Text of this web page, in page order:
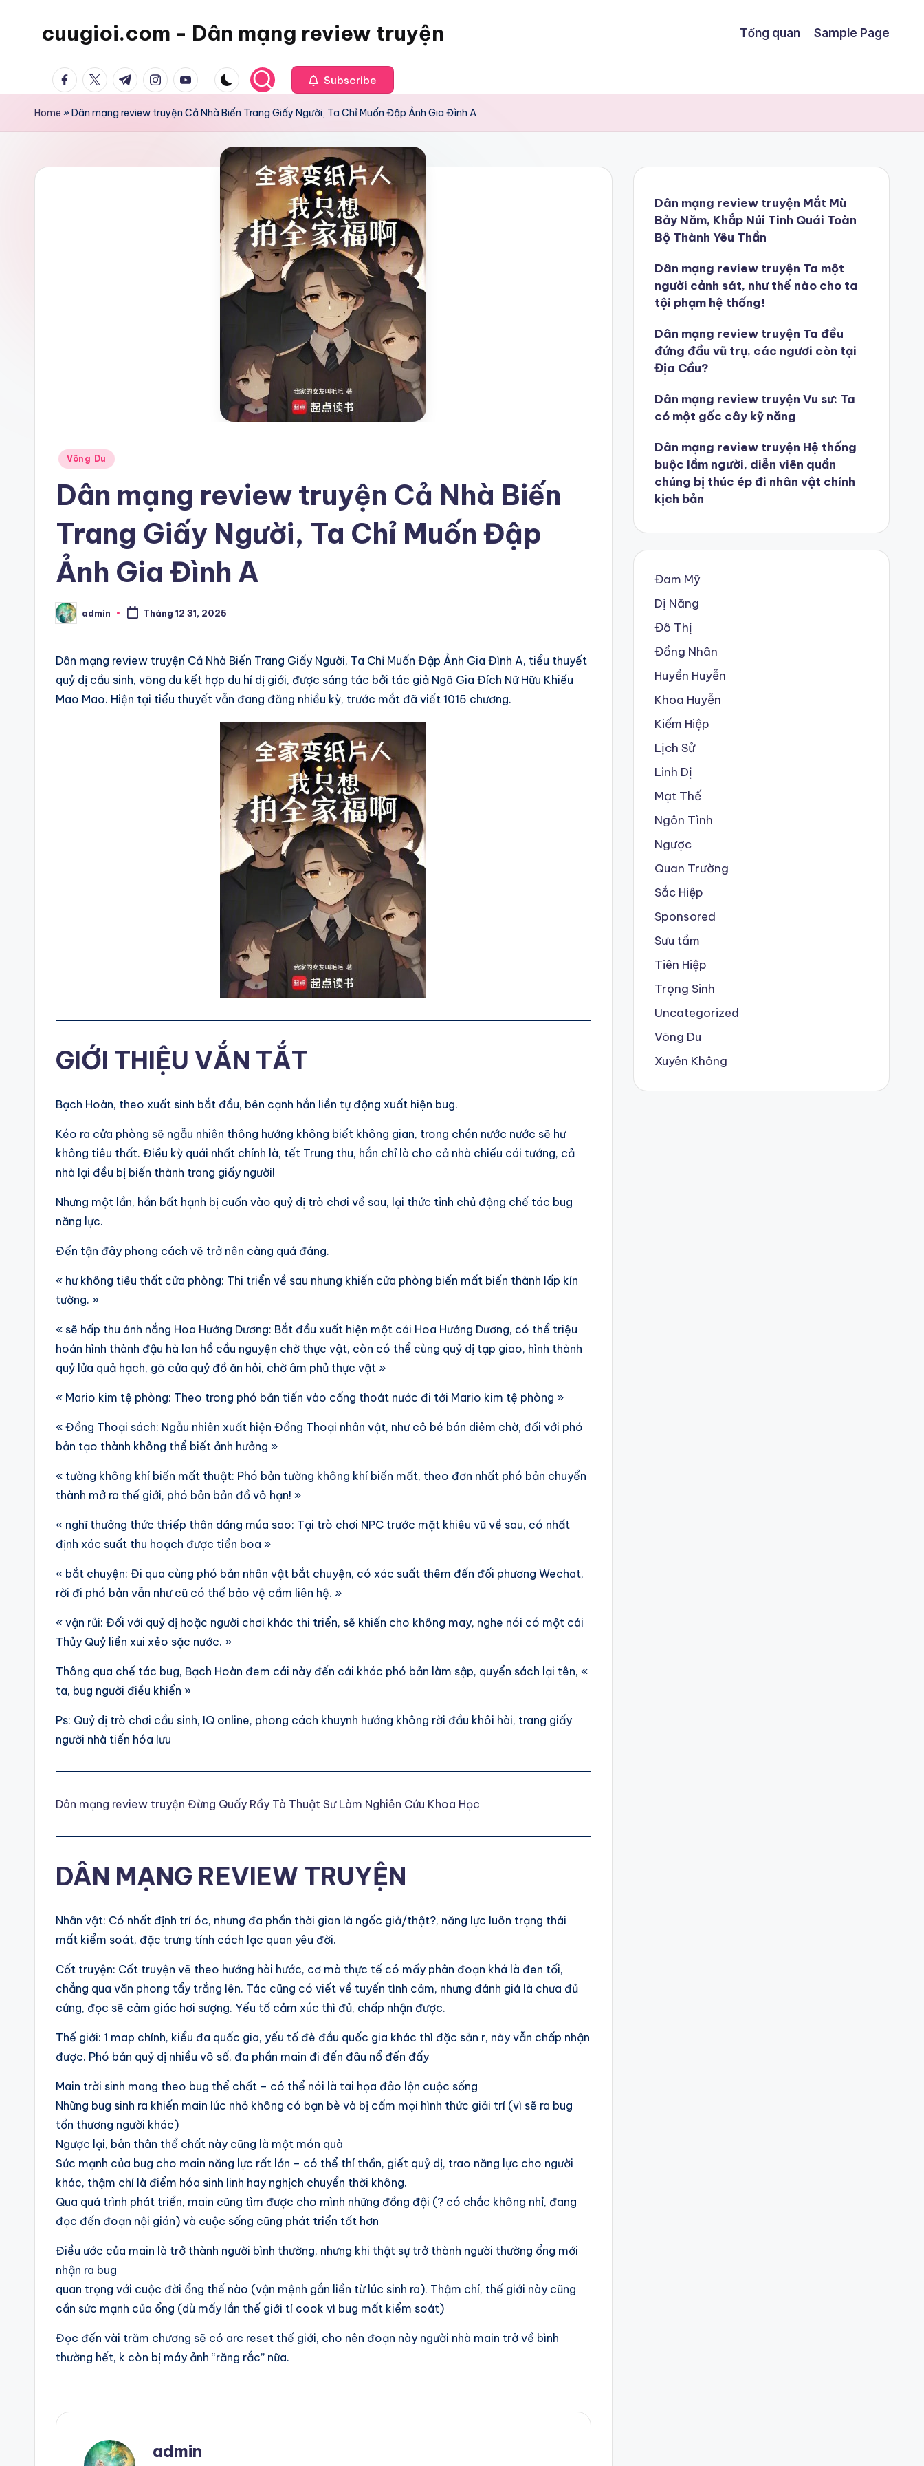
cuugioi.com - Dân mạng review truyện Tổng quan Sample Page
facebook.com
twitter.com
t.me instagram.com
youtube.com Subscribe
Home »Dân mạng review truyện Cả Nhà Biến Trang Giấy Người, Ta Chỉ Muốn Đập Ảnh Gia Đình A
Posted
Võng Du
Dân mạng review truyện Cả Nhà Biến
Trang Giấy Người, Ta Chỉ Muốn Đập
Ảnh Gia Đình A
Posted
by
admin Tháng 12 31, 2025
Dân mạng review truyện Cả Nhà Biến Trang Giấy Người, Ta Chỉ Muốn Đập Ảnh Gia Đình A, tiểu thuyết
quỷ dị cầu sinh, võng du kết hợp du hí dị giới, được sáng tác bởi tác giả Ngã Gia Đích Nữ Hữu Khiếu
Mao Mao. Hiện tại tiểu thuyết vẫn đang đăng nhiều kỳ, trước mắt đã viết 1015 chương.
GIỚI THIỆU VẮN TẮT
Bạch Hoàn, theo xuất sinh bắt đầu, bên cạnh hắn liền tự động xuất hiện bug.
Kéo ra cửa phòng sẽ ngẫu nhiên thông hướng không biết không gian, trong chén nước nước sẽ hư
không tiêu thất. Điều kỳ quái nhất chính là, tết Trung thu, hắn chỉ là cho cả nhà chiếu cái tướng, cả
nhà lại đều bị biến thành trang giấy người!
Nhưng một lần, hắn bất hạnh bị cuốn vào quỷ dị trò chơi về sau, lại thức tỉnh chủ động chế tác bug
năng lực.
Đến tận đây phong cách vẽ trở nên càng quá đáng.
« hư không tiêu thất cửa phòng: Thi triển về sau nhưng khiến cửa phòng biến mất biến thành lấp kín
tường. »
« sẽ hấp thu ánh nắng Hoa Hướng Dương: Bắt đầu xuất hiện một cái Hoa Hướng Dương, có thể triệu
hoán hình thành đậu hà lan hồ cầu nguyện chờ thực vật, còn có thể cùng quỷ dị tạp giao, hình thành
quỷ lửa quả hạch, gõ cửa quỷ đồ ăn hỏi, chờ âm phủ thực vật »
« Mario kim tệ phòng: Theo trong phó bản tiến vào cống thoát nước đi tới Mario kim tệ phòng »
« Đồng Thoại sách: Ngẫu nhiên xuất hiện Đồng Thoại nhân vật, như cô bé bán diêm chờ, đối với phó
bản tạo thành không thể biết ảnh hưởng »
« tường không khí biến mất thuật: Phó bản tường không khí biến mất, theo đơn nhất phó bản chuyển
thành mở ra thế giới, phó bản bản đồ vô hạn! »
« nghĩ thưởng thức th·iếp thân dáng múa sao: Tại trò chơi NPC trước mặt khiêu vũ về sau, có nhất
định xác suất thu hoạch được tiền boa »
« bắt chuyện: Đi qua cùng phó bản nhân vật bắt chuyện, có xác suất thêm đến đối phương Wechat,
rời đi phó bản vẫn như cũ có thể bảo vệ cầm liên hệ. »
« vận rủi: Đối với quỷ dị hoặc người chơi khác thi triển, sẽ khiến cho không may, nghe nói có một cái
Thủy Quỷ liền xui xẻo sặc nước. »
Thông qua chế tác bug, Bạch Hoàn đem cái này đến cái khác phó bản làm sập, quyển sách lại tên, «
ta, bug người điều khiển »
Ps: Quỷ dị trò chơi cầu sinh, IQ online, phong cách khuynh hướng không rời đầu khôi hài, trang giấy
người nhà tiến hóa lưu
Dân mạng review truyện Đừng Quấy Rầy Tà Thuật Sư Làm Nghiên Cứu Khoa Học
DÂN MẠNG REVIEW TRUYỆN
Nhân vật: Có nhất định trí óc, nhưng đa phần thời gian là ngốc giả/thật?, năng lực luôn trạng thái
mất kiểm soát, đặc trưng tính cách lạc quan yêu đời.
Cốt truyện: Cốt truyện vẽ theo hướng hài hước, cơ mà thực tế có mấy phân đoạn khá là đen tối,
chẳng qua văn phong tẩy trắng lên. Tác cũng có viết về tuyến tình cảm, nhưng đánh giá là chưa đủ
cứng, đọc sẽ cảm giác hơi sượng. Yếu tố cảm xúc thì đủ, chấp nhận được.
Thế giới: 1 map chính, kiểu đa quốc gia, yếu tố đè đầu quốc gia khác thì đặc sản r, này vẫn chấp nhận
được. Phó bản quỷ dị nhiều vô số, đa phần main đi đến đâu nổ đến đấy
Main trời sinh mang theo bug thể chất – có thể nói là tai họa đảo lộn cuộc sống
Những bug sinh ra khiến main lúc nhỏ không có bạn bè và bị cấm mọi hình thức giải trí (vì sẽ ra bug
tổn thương người khác)
Ngược lại, bản thân thể chất này cũng là một món quà
Sức mạnh của bug cho main năng lực rất lớn – có thể thí thần, giết quỷ dị, trao năng lực cho người
khác, thậm chí là điểm hóa sinh linh hay nghịch chuyển thời không.
Qua quá trình phát triển, main cũng tìm được cho mình những đồng đội (? có chắc không nhỉ, đang
đọc đến đoạn nội gián) và cuộc sống cũng phát triển tốt hơn
Điều ước của main là trở thành người bình thường, nhưng khi thật sự trở thành người thường ổng mới
nhận ra bug
quan trọng với cuộc đời ổng thế nào (vận mệnh gắn liền từ lúc sinh ra). Thậm chí, thế giới này cũng
cần sức mạnh của ổng (dù mấy lần thế giới tí cook vì bug mất kiểm soát)
Đọc đến vài trăm chương sẽ có arc reset thế giới, cho nên đoạn này người nhà main trở về bình
thường hết, k còn bị máy ảnh “răng rắc” nữa.
admin
Dân mạng review truyện Mắt Mù
Bảy Năm, Khắp Núi Tinh Quái Toàn
Bộ Thành Yêu Thần
Dân mạng review truyện Ta một
người cảnh sát, như thế nào cho ta
tội phạm hệ thống!
Dân mạng review truyện Ta đều
đứng đầu vũ trụ, các ngươi còn tại
Địa Cầu?
Dân mạng review truyện Vu sư: Ta
có một gốc cây kỹ năng
Dân mạng review truyện Hệ thống
buộc lầm người, diễn viên quần
chúng bị thúc ép đi nhân vật chính
kịch bản
Đam Mỹ
Dị Năng
Đô Thị
Đồng Nhân
Huyền Huyễn
Khoa Huyễn
Kiếm Hiệp
Lịch Sử
Linh Dị
Mạt Thế
Ngôn Tình
Ngược
Quan Trường
Sắc Hiệp
Sponsored
Sưu tầm
Tiên Hiệp
Trọng Sinh
Uncategorized
Võng Du
Xuyên Không